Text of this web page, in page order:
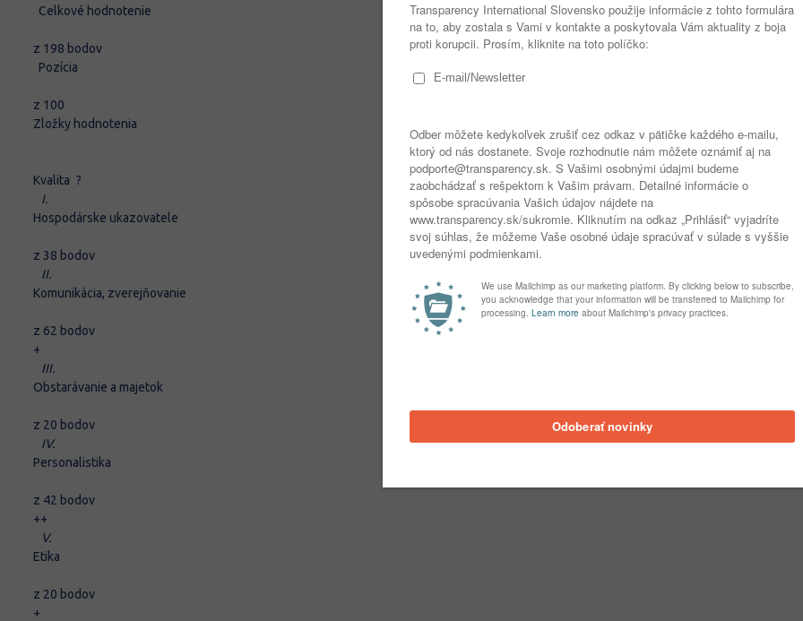
Celkové hodnotenie
z 198 bodov
Pozícia
z 100
Zložky hodnotenia
Kvalita ?
I.
Hospodárske ukazovatele
z 38 bodov
II.
Komunikácia, zverejňovanie
z 62 bodov
+
III.
Obstarávanie a majetok
z 20 bodov
IV.
Personalistika
z 42 bodov
++
V.
Etika
z 20 bodov
+